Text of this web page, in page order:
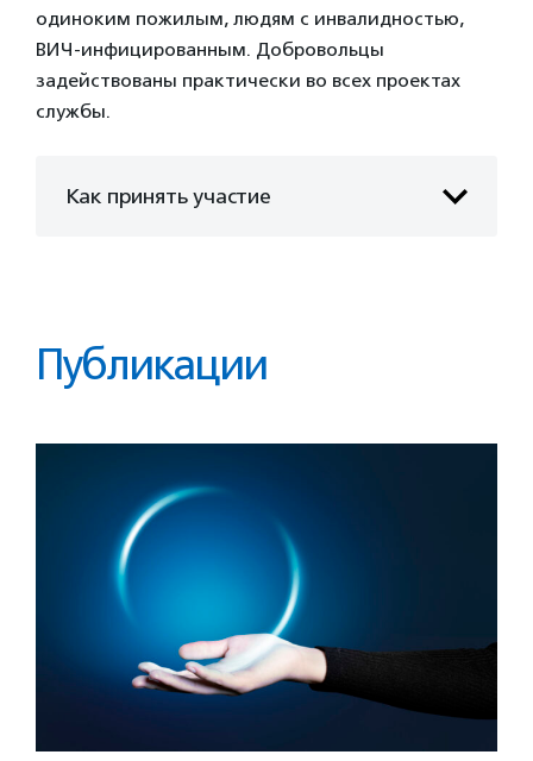
одиноким пожилым, людям с инвалидностью,
ВИЧ-инфицированным. Добровольцы
задействованы практически во всех проектах
службы.
Как принять участие
Публикации